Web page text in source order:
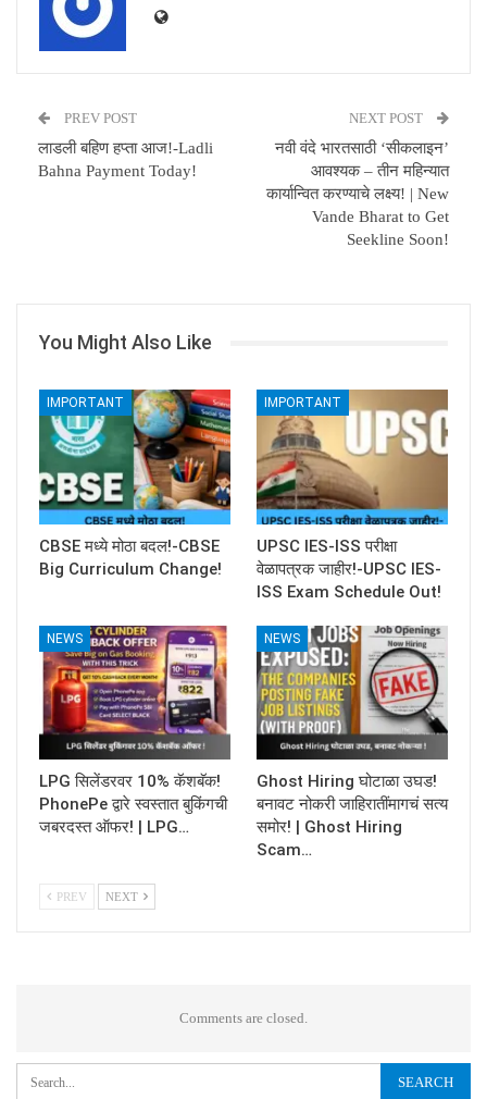
PREV POST
लाडली बहिण हप्ता आज!-Ladli
Bahna Payment Today!
NEXT POST
नवी वंदे भारतसाठी ‘सीकलाइन’
आवश्यक – तीन महिन्यात
कार्यान्वित करण्याचे लक्ष्य! | New
Vande Bharat to Get
Seekline Soon!
You Might Also Like
IMPORTANT
CBSE मध्ये मोठा बदल!-CBSE
Big Curriculum Change!
IMPORTANT
UPSC IES-ISS परीक्षा
वेळापत्रक जाहीर!-UPSC IES-
ISS Exam Schedule Out!
NEWS
LPG सिलेंडरवर 10% कॅशबॅक!
PhonePe द्वारे स्वस्तात बुकिंगची
जबरदस्त ऑफर! | LPG…
NEWS
Ghost Hiring घोटाळा उघड!
बनावट नोकरी जाहिरातींमागचं सत्य
समोर! | Ghost Hiring
Scam…
PREV NEXT
Comments are closed.